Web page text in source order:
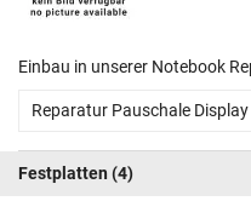
Einbau in unserer Notebook
Reparatur Pauschale Display
Festplatten (4)